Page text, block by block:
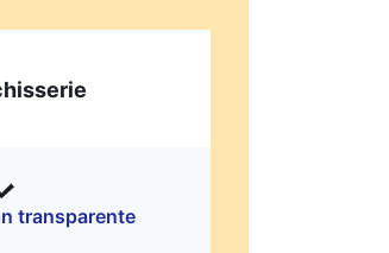
transparente